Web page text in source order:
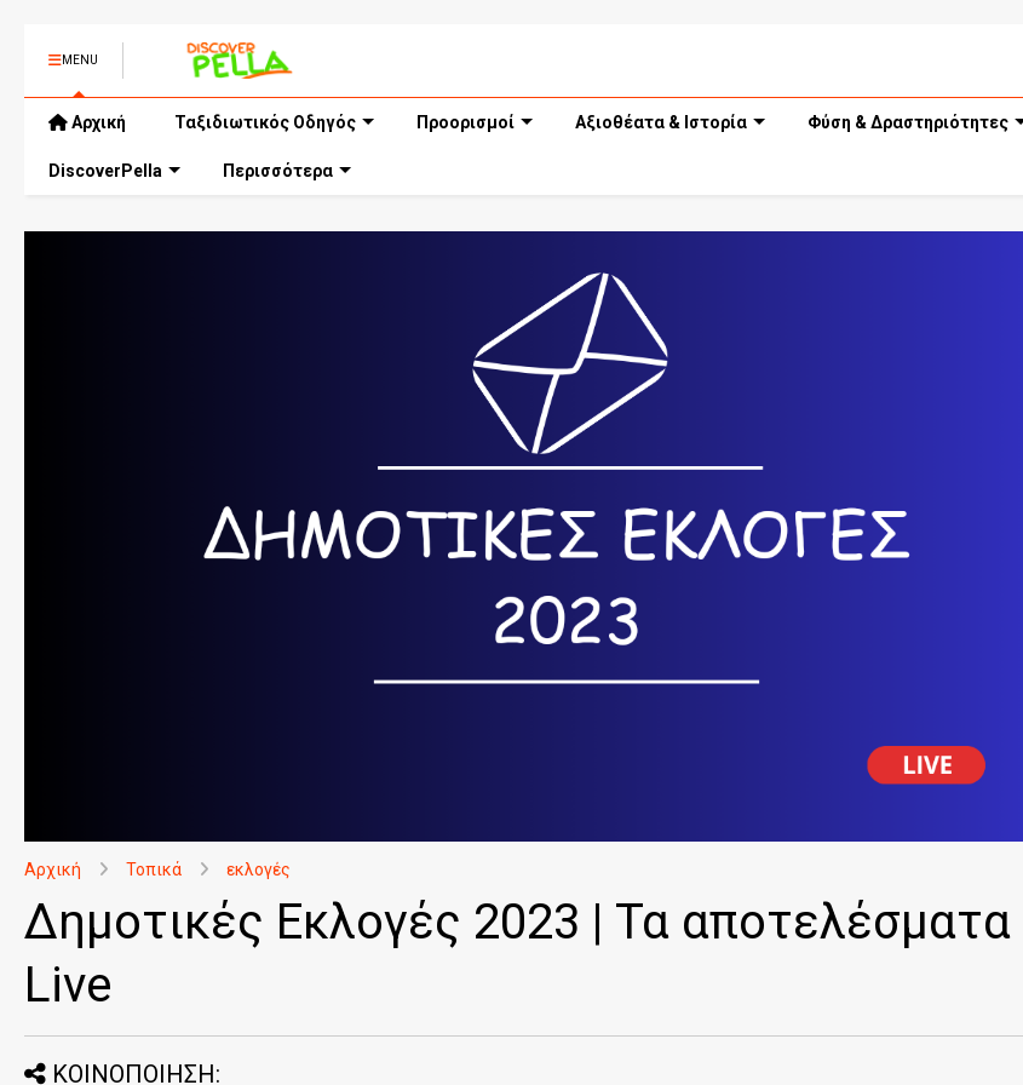
MENU
Αρχική Ταξιδιωτικός Οδηγός Προορισμοί Αξιοθέατα & Ιστορία Φύση & Δραστηριότητες
DiscoverPella Περισσότερα
Αρχική Τοπικά εκλογές
Δημοτικές Εκλογές 2023 | Τα αποτελέσματα
Live
ΚΟΙΝΟΠΟΙΗΣΗ: